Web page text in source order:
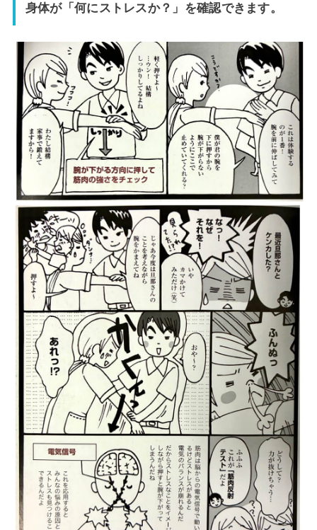
身体が「何にストレスか？」を確認できます。